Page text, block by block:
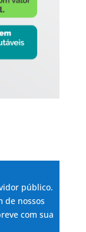
público.
de nossos
com sua